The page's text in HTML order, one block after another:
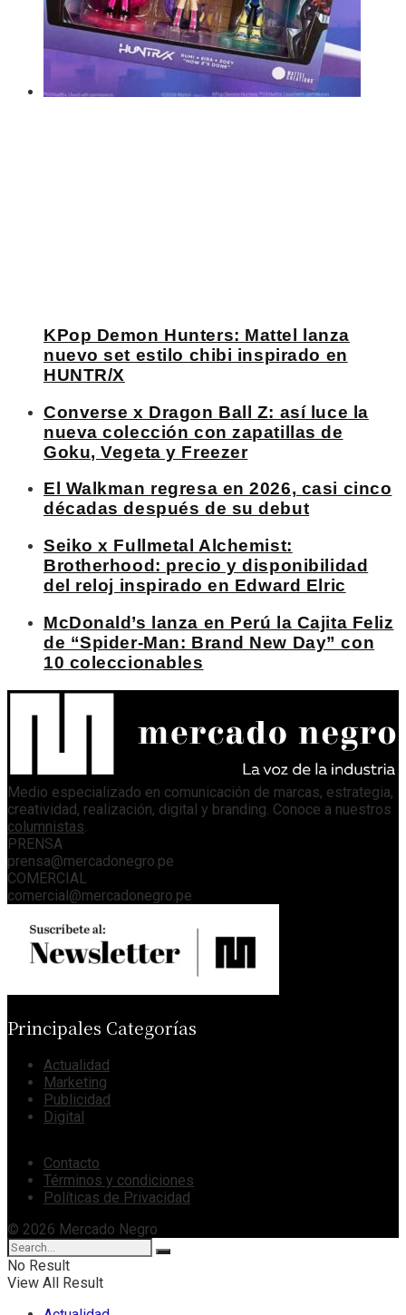
KPop Demon Hunters: Mattel lanza
nuevo set estilo chibi inspirado en
HUNTR/X
Converse x Dragon Ball Z: así luce la
nueva colección con zapatillas de
Goku, Vegeta y Freezer
El Walkman regresa en 2026, casi cinco
décadas después de su debut
Seiko x Fullmetal Alchemist:
Brotherhood: precio y disponibilidad
del reloj inspirado en Edward Elric
McDonald’s lanza en Perú la Cajita Feliz
de “Spider-Man: Brand New Day” con
10 coleccionables
Medio especializado en comunicación de marcas, estrategia,
creatividad, realización, digital y branding. Conoce a nuestros
columnistas
PRENSA
prensa@mercadonegro.pe
COMERCIAL
comercial@mercadonegro.pe
Principales Categorías
Actualidad
Marketing
Publicidad
Digital
Contacto
Términos y condiciones
Políticas de Privacidad
© 2026 Mercado Negro
No Result
View All Result